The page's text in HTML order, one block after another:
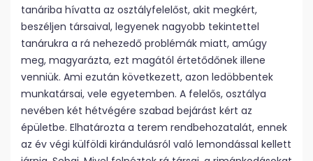
tanáriba hívatta az osztályfelelőst, akit megkért,
beszéljen társaival, legyenek nagyobb tekintettel
tanárukra a rá nehezedő problémák miatt, amúgy
meg, magyarázta, ezt magától értetődőnek illene
venniük. Ami ezután következett, azon ledöbbentek
munkatársai, vele egyetemben. A felelős, osztálya
nevében két hétvégére szabad bejárást kért az
épületbe. Elhatározta a terem rendbehozatalát, ennek
az év végi külföldi kirándulásról való lemondással kellett